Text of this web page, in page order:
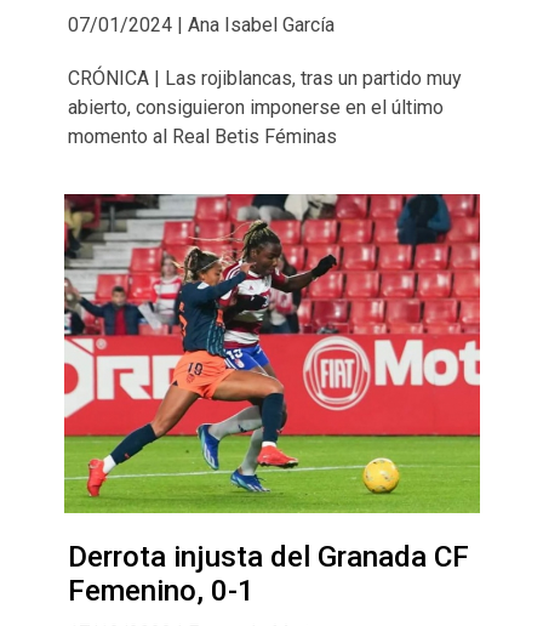
07/01/2024 | Ana Isabel García
CRÓNICA | Las rojiblancas, tras un partido muy
abierto, consiguieron imponerse en el último
momento al Real Betis Féminas
Derrota injusta del Granada CF
Femenino, 0-1